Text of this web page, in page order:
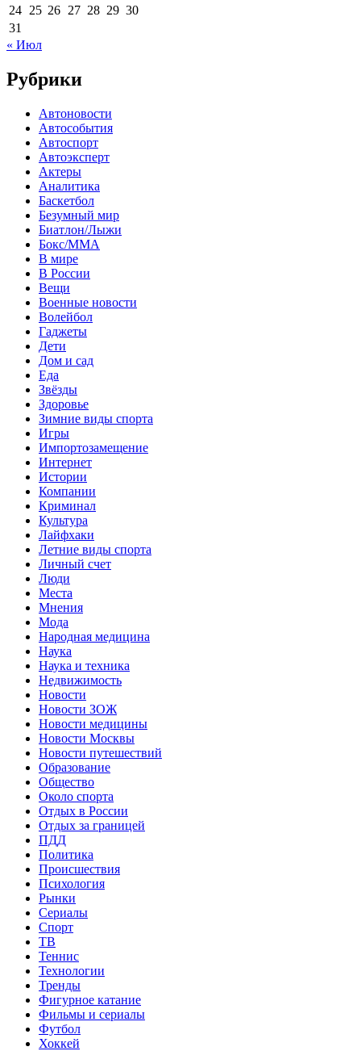
24 25 26 27 28 29 30
31
« Июл
Рубрики
Автоновости
Автособытия
Автоспорт
Автоэксперт
Актеры
Аналитика
Баскетбол
Безумный мир
Биатлон/Лыжи
Бокс/MMA
В мире
В России
Вещи
Военные новости
Волейбол
Гаджеты
Дети
Дом и сад
Еда
Звёзды
Здоровье
Зимние виды спорта
Игры
Импортозамещение
Интернет
Истории
Компании
Криминал
Культура
Лайфхаки
Летние виды спорта
Личный счет
Люди
Места
Мнения
Мода
Народная медицина
Наука
Наука и техника
Недвижимость
Новости
Новости ЗОЖ
Новости медицины
Новости Москвы
Новости путешествий
Образование
Общество
Около спорта
Отдых в России
Отдых за границей
ПДД
Политика
Происшествия
Психология
Рынки
Сериалы
Спорт
ТВ
Теннис
Технологии
Тренды
Фигурное катание
Фильмы и сериалы
Футбол
Хоккей